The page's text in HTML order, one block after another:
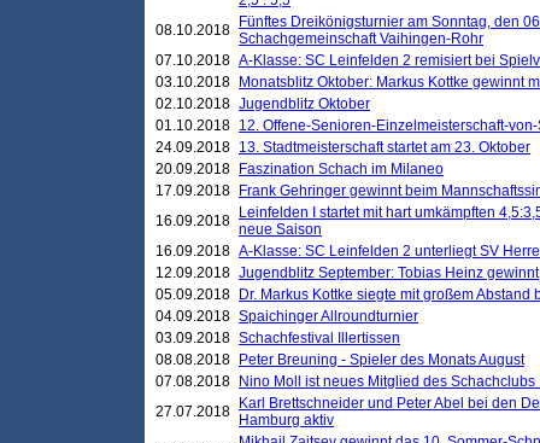
08.10.2018
Fünftes Dreikönigsturnier am Sonntag, den
Schachgemeinschaft Vaihingen-Rohr
07.10.2018 A-Klasse: SC Leinfelden 2 remisiert bei
03.10.2018
Monatsblitz Oktober: Markus Kottke gewinnt
02.10.2018 Jugendblitz Oktober
01.10.2018 12. Offene-Senioren-Einzelmeisterschaft-
24.09.2018 13. Stadtmeisterschaft startet am 23. Oktober
20.09.2018
Faszination Schach im Milaneo
17.09.2018
Frank Gehringer gewinnt beim
16.09.2018
Leinfelden I startet mit hart umkämpften
neue Saison
16.09.2018 A-Klasse: SC Leinfelden 2 unterliegt SV
12.09.2018 Jugendblitz September: Tobias Heinz gewinnt
05.09.2018
Dr. Markus Kottke siegte mit großem
04.09.2018 Spaichinger Allroundturnier
03.09.2018 Schachfestival Illertissen
08.08.2018
Peter Breuning - Spieler des Monats August
07.08.2018
Nino Moll ist neues Mitglied des
27.07.2018
Karl Brettschneider und Peter Abel bei den
Hamburg aktiv